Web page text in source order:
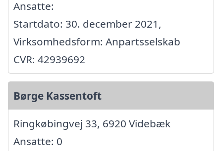
Ansatte:
Startdato: 30. december 2021,
Virksomhedsform: Anpartsselskab
CVR: 42939692
Børge Kassentoft
Ringkøbingvej 33, 6920 Videbæk
Ansatte: 0